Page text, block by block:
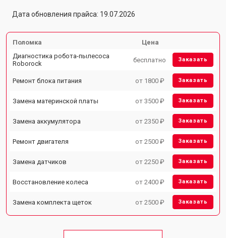
Дата обновления прайса: 19.07.2026
Поломка
Цена
Диагностика робота-пылесоса
Roborock
бесплатно Заказать
Ремонт блока питания от 1800 ₽ Заказать
Замена материнской платы от 3500 ₽ Заказать
Замена аккумулятора от 2350 ₽ Заказать
Ремонт двигателя от 2500 ₽ Заказать
Замена датчиков от 2250 ₽ Заказать
Восстановление колеса от 2400 ₽ Заказать
Замена комплекта щеток от 2500 ₽ Заказать